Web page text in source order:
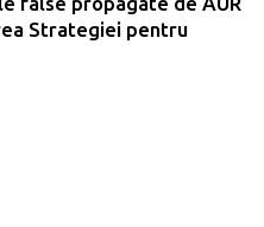
Strategiei pentru